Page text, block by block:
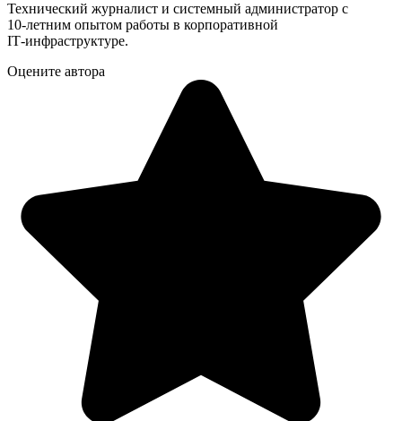
Технический журналист и системный администратор с
10‑летним опытом работы в корпоративной
IT‑инфраструктуре.
Оцените автора